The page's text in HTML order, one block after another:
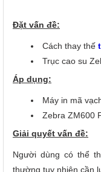
Đặt vấn đề:
Cách thay thế
Trục cao su
Áp dụng:
Máy in mã
Zebra ZM600
Giải quyết vấn đề:
Người dùng có thể
thường tuy nhiên cần